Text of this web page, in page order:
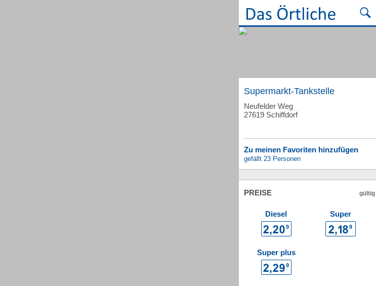
Supermarkt-Tankstelle
Neufelder Weg
27619 Schiffdorf
Zu meinen Favoriten hinzufügen
gefällt 23 Personen
PREISE gültig
Diesel Super
Super plus